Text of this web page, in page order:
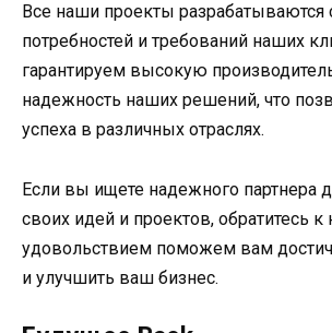
Все наши проекты разрабатываются
потребностей и требований наших
гарантируем высокую
надежность наших решений, что
успеха в различных отраслях.
Если вы ищете надежного партнера
своих идей и проектов, обратитесь
удовольствием поможем вам
и улучшить ваш бизнес.